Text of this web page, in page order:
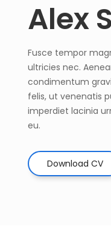
Alex
Fusce tempor
ultricies nec.
condimentum
felis, ut venenatis
imperdiet lacinia
eu.
Download CV